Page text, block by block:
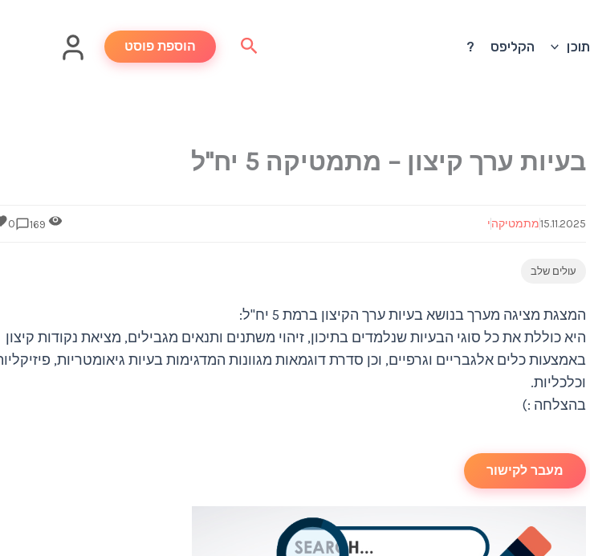
תוכן הקליפס ? חיפוש הוספת פוסט
בעיות ערך קיצון – מתמטיקה 5 יח"ל
15.11.2025מתמטיקהי 0
עולים שלב
המצגת מציגה מערך בנושא בעיות ערך הקיצון ברמת 5 יח"ל:
היא כוללת את כל סוגי הבעיות שנלמדים בתיכון, זיהוי משתנים ותנאים מגבילים, מציאת נקודות קיצון
באמצעות כלים אלגבריים וגרפיים, וכן סדרת דוגמאות מגוונות המדגימות בעיות גיאומטריות,
וכלכליות.
בהצלחה :)
מעבר לקישור